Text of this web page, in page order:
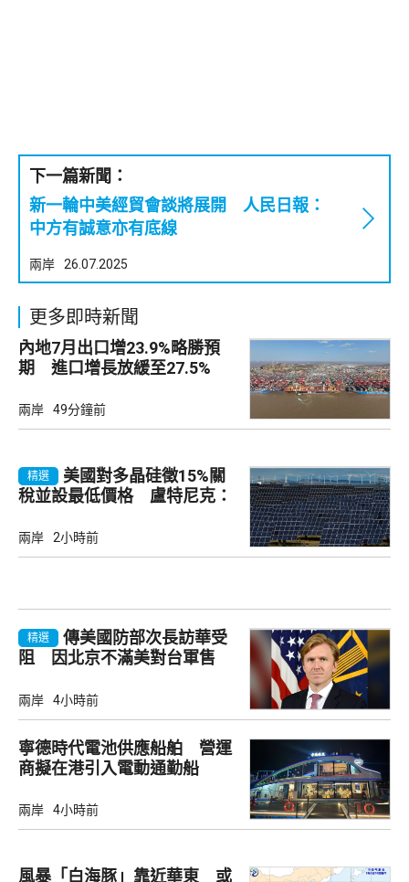
下一篇新聞：
新一輪中美經貿會談將展開 人民日報：
中方有誠意亦有底線
兩岸 26.07.2025
更多即時新聞
內地7月出口增23.9%略勝預
期 進口增長放緩至27.5%
兩岸 49分鐘前
精選
美國對多晶硅徵15%關
稅並設最低價格 盧特尼克：
兩岸 2小時前
精選
傳美國防部次長訪華受
阻 因北京不滿美對台軍售
兩岸 4小時前
寧德時代電池供應船舶 營運
商擬在港引入電動通勤船
兩岸 4小時前
風暴「白海豚」靠近華東 或